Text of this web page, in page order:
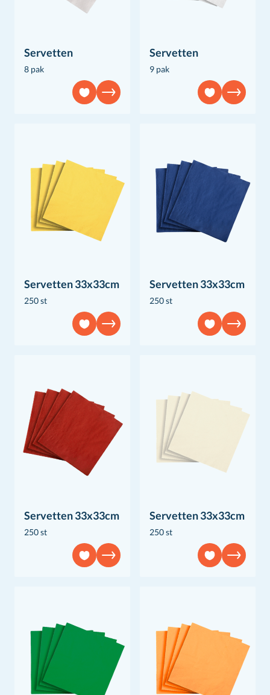
Servetten
8 pak
Servetten
9 pak
Servetten 33x33cm
250 st
Servetten 33x33cm
250 st
Servetten 33x33cm
250 st
Servetten 33x33cm
250 st